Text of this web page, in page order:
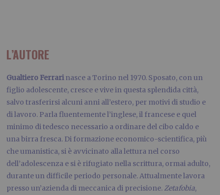
L’AUTORE
Gualtiero Ferrarinasce a Torino nel 1970. Sposato, con un
figlio adolescente, cresce e vive in questa splendida città,
salvo trasferirsi alcuni anni all’estero, per motivi di studio e
di lavoro. Parla fluentemente l’inglese, il francese e quel
minimo di tedesco necessario a ordinare del cibo caldo e
una birra fresca. Di formazione economico-scientifica, più
che umanistica, si è avvicinato alla lettura nel corso
dell’adolescenza e si è rifugiato nella scrittura, ormai adulto,
durante un difficile periodo personale. Attualmente lavora
presso un’azienda di meccanica di precisione. Zetafobia,